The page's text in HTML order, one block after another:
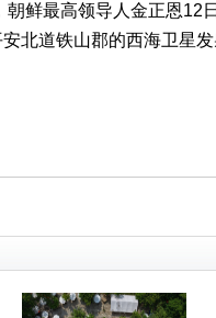
鲜最高领导人金正恩12
北道铁山郡的西海卫星发